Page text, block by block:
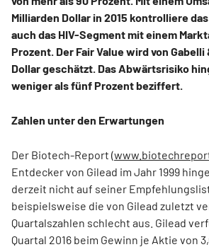
Milliarden Dollar in 2015 kontrolliere
auch das HIV-Segment mit einem
Prozent. Der Fair Value wird von Gabelli
Dollar geschätzt. Das Abwärtsrisiko
weniger als fünf Prozent beziffert.
Zahlen unter den Erwartungen
Der Biotech-Report (
Entdecker von Gilead im Jahr 1999
derzeit nicht auf seiner
beispielsweise die von Gilead zuletzt
Quartalszahlen schlecht aus. Gilead
Quartal 2016 beim Gewinn je Aktie von